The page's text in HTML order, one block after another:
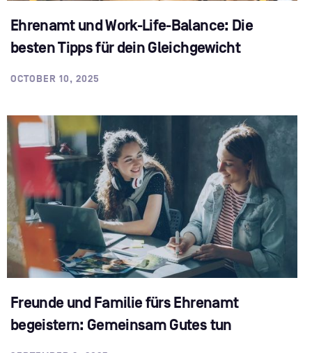
Ehrenamt und Work-Life-Balance: Die
besten Tipps für dein Gleichgewicht
OCTOBER 10, 2025
Freunde und Familie fürs Ehrenamt
begeistern: Gemeinsam Gutes tun